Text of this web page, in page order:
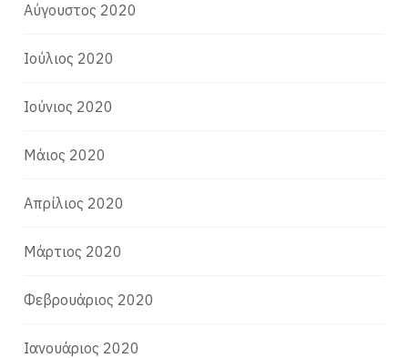
Αύγουστος 2020
Ιούλιος 2020
Ιούνιος 2020
Μάιος 2020
Απρίλιος 2020
Μάρτιος 2020
Φεβρουάριος 2020
Ιανουάριος 2020